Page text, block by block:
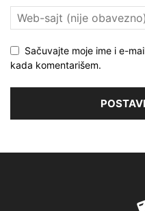
Sačuvajte moje ime i e-
kada komentarišem.